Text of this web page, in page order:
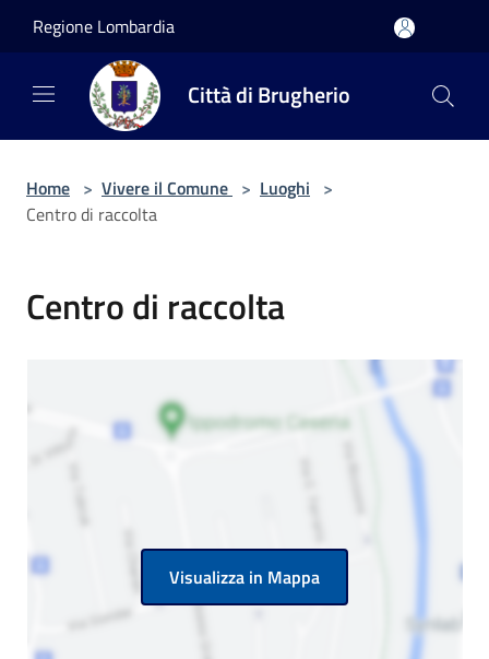
Regione Lombardia
Città di Brugherio
Home > Vivere il Comune > Luoghi >
Centro di raccolta
Centro di raccolta
Visualizza in Mappa